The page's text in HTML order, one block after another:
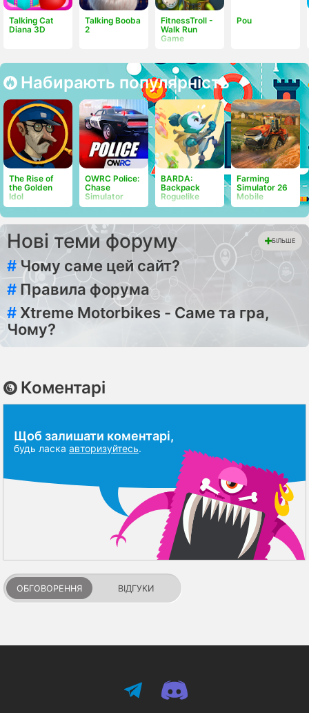
Talking Cat
Diana 3D
Talking Booba
2
FitnessTroll -
Walk Run
Game
Pou
Набирають популярність
The Rise of
the Golden
Idol
OWRC Police:
Chase
Simulator
BARDA:
Backpack
Roguelike
Farming
Simulator 26
Mobile
Нові теми форуму БІЛЬШЕ
# Чому саме цей сайт?
# Правила форума
# Xtreme Motorbikes - Саме та гра,
Чому?
Коментарі
Щоб залишати коментарі,
будь ласка авторизуйтесь.
ОБГОВОРЕННЯ ВІДГУКИ